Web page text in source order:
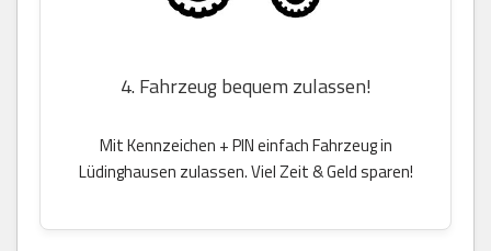
4. Fahrzeug bequem zulassen!
Mit Kennzeichen + PIN einfach Fahrzeug in
Lüdinghausen zulassen. Viel Zeit & Geld sparen!